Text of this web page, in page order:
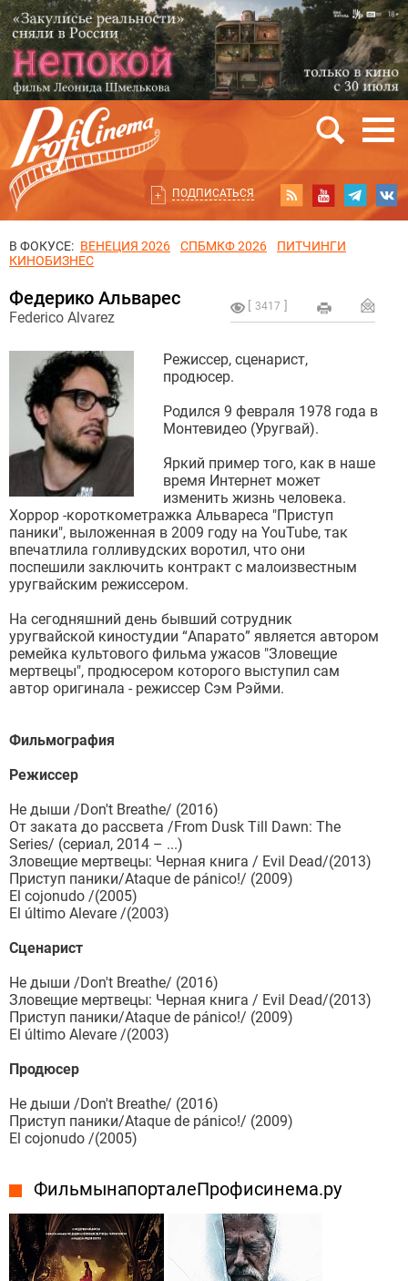
ПОДПИСАТЬСЯ
В ФОКУСЕ: ВЕНЕЦИЯ 2026 СПБМКФ 2026
ПИТЧИНГИ
КИНОБИЗНЕС
3417
Федерико Альварес
Federico Alvarez
Режиссер, сценарист,
продюсер.
Родился 9 февраля 1978 года в
Монтевидео (Уругвай).
Яркий пример того, как в наше
время Интернет может
изменить жизнь человека.
Хоррор -короткометражка Альвареса "Приступ
паники", выложенная в 2009 году на YouTube, так
впечатлила голливудских воротил, что они
поспешили заключить контракт с малоизвестным
уругвайским режиссером.
На сегодняшний день бывший сотрудник
уругвайской киностудии “Апарато” является автором
ремейка культового фильма ужасов "Зловещие
мертвецы", продюсером которого выступил сам
автор оригинала - режиссер Сэм Рэйми.
Фильмография
Режиссер
Не дыши /Don't Breathe/ (2016)
От заката до рассвета /From Dusk Till Dawn: The
Series/ (сериал, 2014 – ...)
Зловещие мертвецы: Черная книга / Evil Dead/(2013)
Приступ паники/Ataque de pánico!/ (2009)
El cojonudo /(2005)
El último Alevare /(2003)
Сценарист
Не дыши /Don't Breathe/ (2016)
Зловещие мертвецы: Черная книга / Evil Dead/(2013)
Приступ паники/Ataque de pánico!/ (2009)
El último Alevare /(2003)
Продюсер
Не дыши /Don't Breathe/ (2016)
Приступ паники/Ataque de pánico!/ (2009)
El cojonudo /(2005)
Фильмы на портале Профисинема.ру